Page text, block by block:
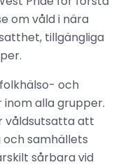
om våld i nära
tillgängliga
och
alla grupper.
våldsutsatta att
och samhällets
sårbara vid